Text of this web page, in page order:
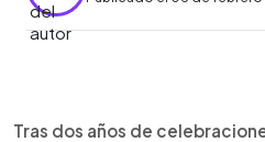
Escuchar artículo
Tras dos años de